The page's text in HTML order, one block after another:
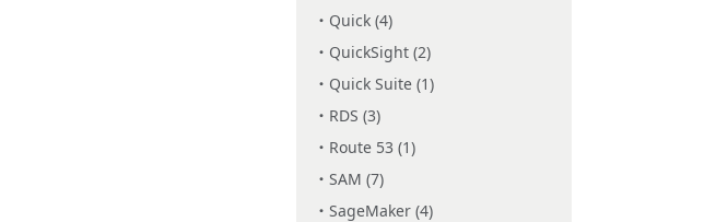
Quick (4)
QuickSight (2)
Quick Suite (1)
RDS (3)
Route 53 (1)
SAM (7)
SageMaker (4)